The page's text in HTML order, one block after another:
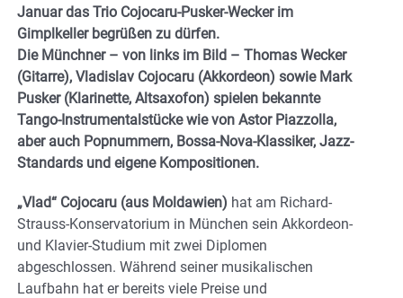
Januar das Trio Cojocaru-Pusker-Wecker im
Gimplkeller begrüßen zu dürfen.
Die Münchner – von links im Bild – Thomas Wecker
(Gitarre), Vladislav Cojocaru (Akkordeon) sowie Mark
Pusker (Klarinette, Altsaxofon) spielen bekannte
Tango-Instrumentalstücke wie von Astor Piazzolla,
aber auch Popnummern, Bossa-Nova-Klassiker, Jazz-
Standards und eigene Kompositionen.
„Vlad“ Cojocaru (aus Moldawien) hat am Richard-
Strauss-Konservatorium in München sein Akkordeon-
und Klavier-Studium mit zwei Diplomen
abgeschlossen. Während seiner musikalischen
Laufbahn hat er bereits viele Preise und